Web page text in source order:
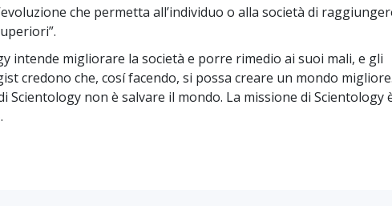
Ministri
che permetta all’individuo o alla società di
intende migliorare la società e porre rimedio ai suoi mali, e gli
credono che, cosí facendo, si possa creare un mondo
Scientology non è salvare il mondo. La missione di Scientology